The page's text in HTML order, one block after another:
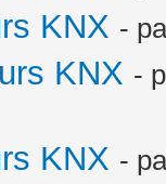
KNX -
KNX -
KNX -